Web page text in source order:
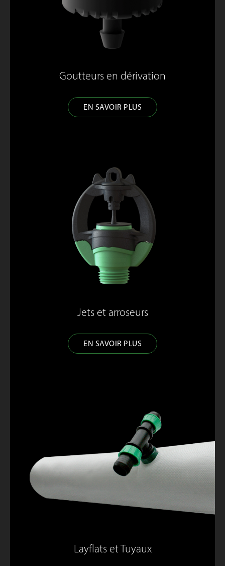
Goutteurs en dérivation
EN SAVOIR PLUS
Jets et arroseurs
EN SAVOIR PLUS
Layflats et Tuyaux